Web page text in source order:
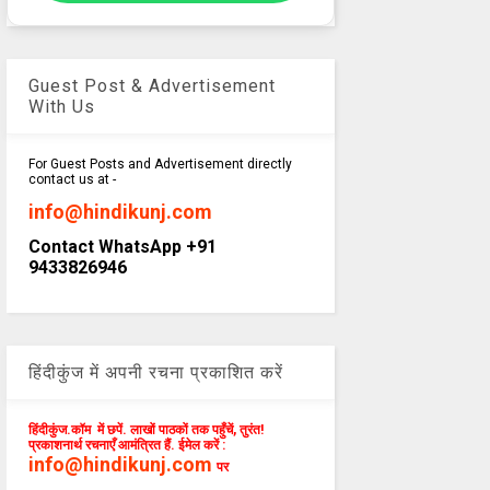
Guest Post & Advertisement
With Us
For Guest Posts and Advertisement directly
contact us at -
info@hindikunj.com
Contact WhatsApp +91
9433826946
हिंदीकुंज में अपनी रचना प्रकाशित करें
हिंदीकुंज.कॉम में छपें. लाखों पाठकों तक पहुँचें, तुरंत!
प्रकाशनार्थ रचनाएँ आमंत्रित हैं. ईमेल करें :
info@hindikunj.com पर